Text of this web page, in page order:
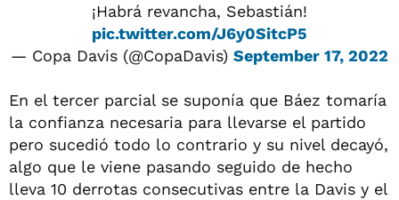
¡Habrá revancha, Sebastián!
pic.twitter.com/J6y0SitcP5
— Copa Davis (@CopaDavis) September 17, 2022
En el tercer parcial se suponía que Báez tomaría
la confianza necesaria para llevarse el partido
pero sucedió todo lo contrario y su nivel decayó,
algo que le viene pasando seguido de hecho
lleva 10 derrotas consecutivas entre la Davis y el